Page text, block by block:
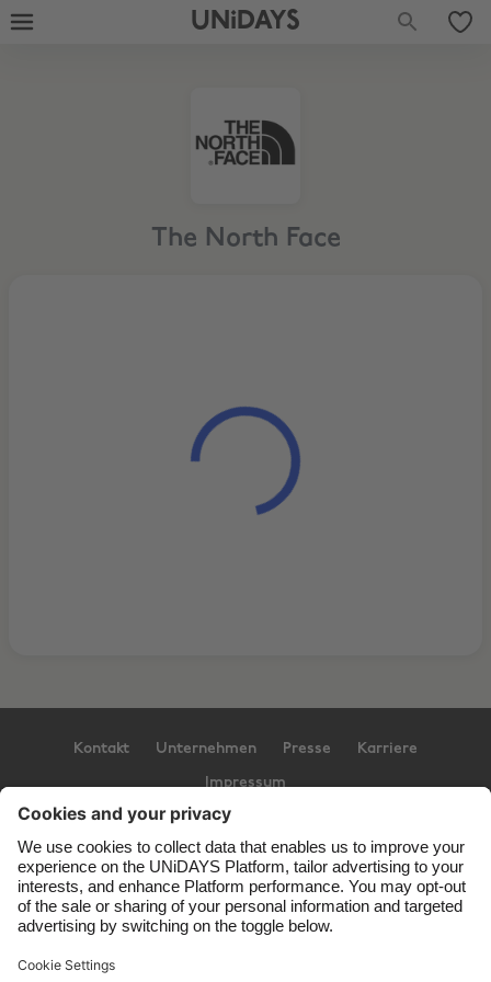
UNiDAYS
The North Face
Kontakt Unternehmen Presse Karriere
Impressum